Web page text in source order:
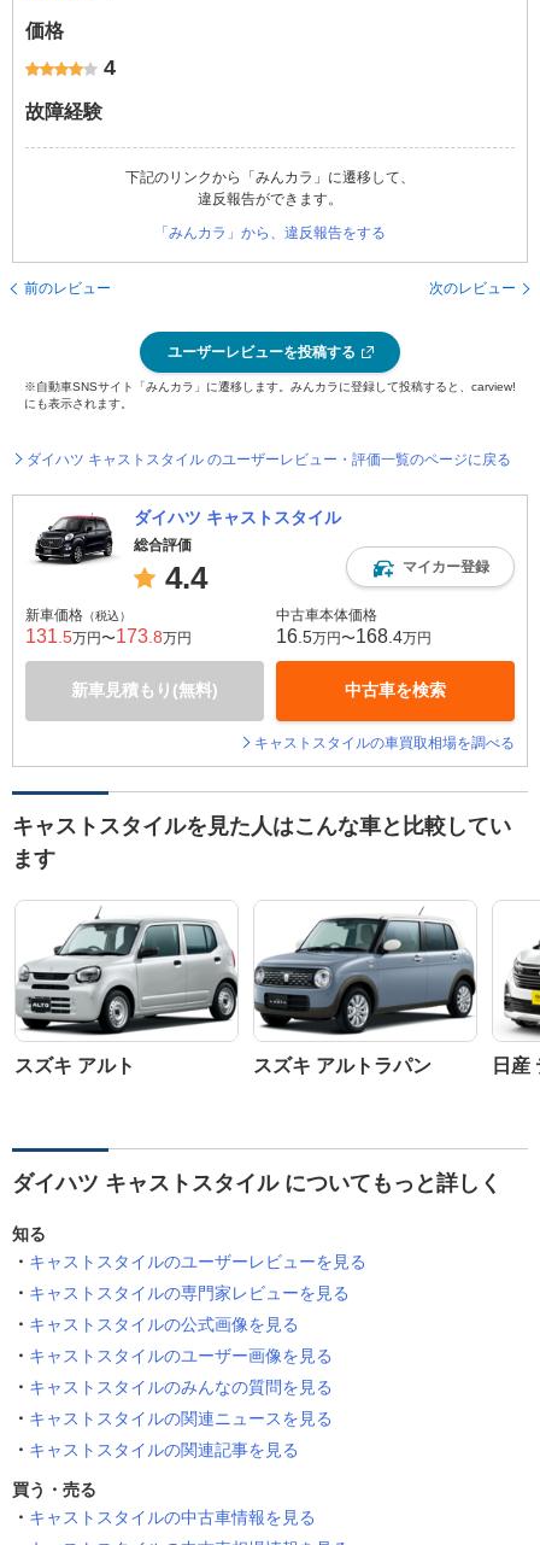
価格
4
故障経験
下記のリンクから「みんカラ」に遷移して、
違反報告ができます。
「みんカラ」から、違反報告をする
前のレビュー 次のレビュー
ユーザーレビューを投稿する
※自動車SNSサイト「みんカラ」に遷移します。みんカラに登録して投稿すると、carview!
にも表示されます。
ダイハツ キャストスタイル のユーザーレビュー・評価一覧のページに戻る
ダイハツ キャストスタイル
総合評価
4.4 マイカー登録
新車価格 （税込）
131 .5万円〜173 .8万円
新車見積もり(無料)
中古車本体価格
16 .5万円〜168 .4万円
中古車を検索
キャストスタイルの車買取相場を調べる
キャストスタイルを見た人はこんな車と比較してい
ます
スズキ アルト スズキ アルトラパン 日産
ダイハツ キャストスタイル についてもっと詳しく
知る
キャストスタイルのユーザーレビューを見る
キャストスタイルの専門家レビューを見る
キャストスタイルの公式画像を見る
キャストスタイルのユーザー画像を見る
キャストスタイルのみんなの質問を見る
キャストスタイルの関連ニュースを見る
キャストスタイルの関連記事を見る
買う・売る
キャストスタイルの中古車情報を見る